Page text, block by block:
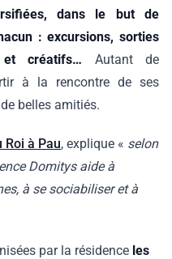
dans le but de
: excursions, sorties
et créatifs… Autant de
à la rencontre de ses
belles amitiés.
Roi à Pau, explique « selon
Domitys aide à
à se sociabiliser et à
par la résidence les